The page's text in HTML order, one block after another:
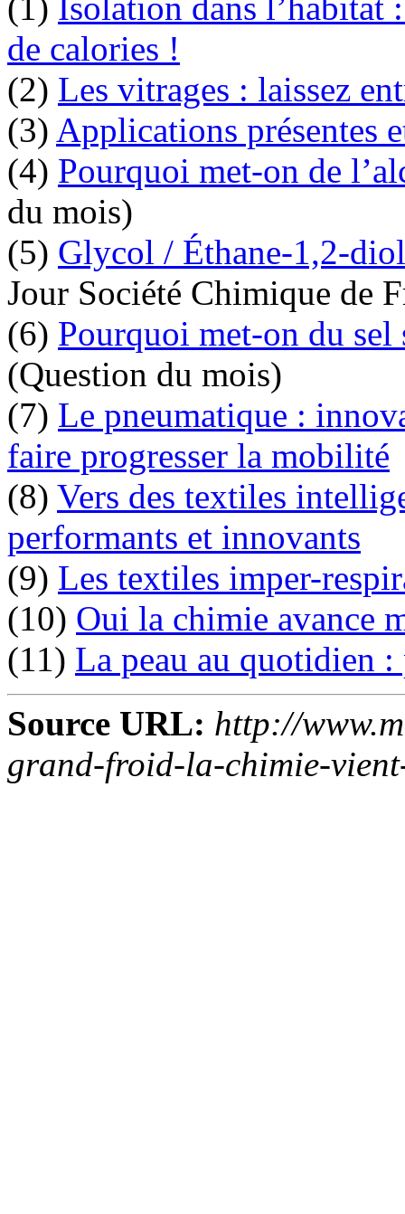
(1) Isolation dans l’habitat
de calories !
(2) Les vitrages : laissez
(3) Applications présentes
(4) Pourquoi met-on de
du mois)
(5) Glycol / Éthane-1,2-
Jour Société Chimique de
(6) Pourquoi met-on du sel
(Question du mois)
(7) Le pneumatique :
faire progresser la mobilité
(8) Vers des textiles
performants et innovants
(9) Les textiles imper-
(10) Oui la chimie avance
(11) La peau au quotidien
Source URL: http://
grand-froid-la-chimie-